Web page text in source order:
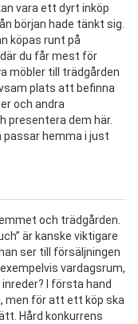
vara ett dyrt inköp
början hade tänkt sig.
köpas runt på
du får mest för
möbler till trädgården
plats att befinna
och andra
presentera dem här.
passar hemma i just
och trädgården.
är kanske viktigare
ser till försäljningen
vardagsrum,
I första hand
men för att ett köp ska
Hård konkurrens